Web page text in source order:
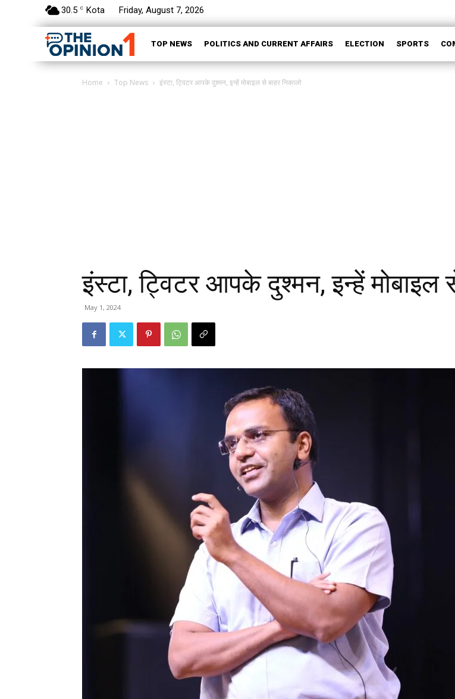
30.5 C Kota Friday, August 7, 2026
TOP NEWS POLITICS AND CURRENT AFFAIRS ELECTION SPORTS
Home Top News इंस्टा, ट्विटर आपके दुश्मन, इन्हें मोबाइल से बाहर निकालो
इंस्टा, ट्विटर आपके दुश्मन, इन्हें मोबाइल
May 1, 2024